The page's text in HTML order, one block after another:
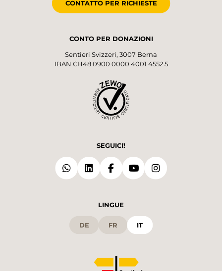
CONTATTO PER RICHIESTE
CONTO PER DONAZIONI
Sentieri Svizzeri, 3007 Berna
IBAN CH48 0900 0000 4001 4552 5
SEGUICI!
LINGUE
DE FR IT